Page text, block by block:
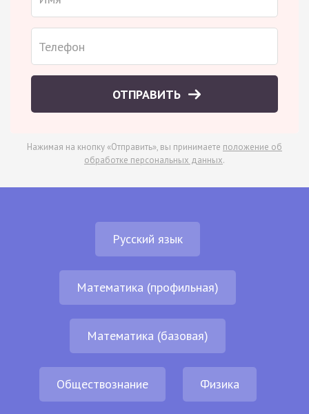
ОТПРАВИТЬ
Нажимая на кнопку «Отправить», вы принимаете положение об
обработке персональных данных.
Русский язык
Математика (профильная)
Математика (базовая)
Обществознание Физика